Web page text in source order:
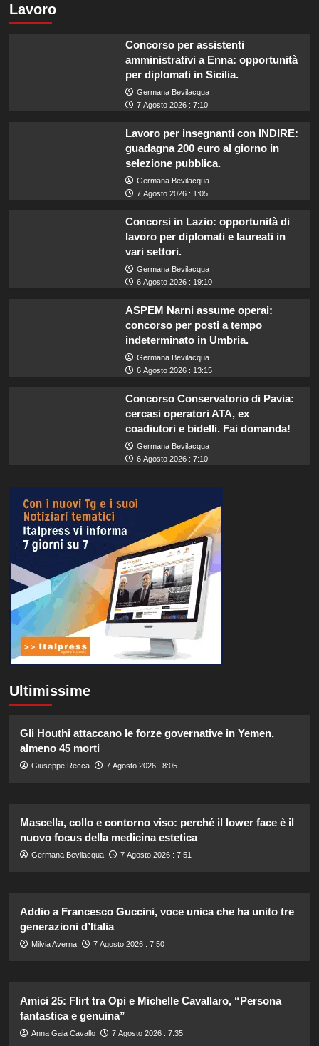
Lavoro
Concorso per assistenti
amministrativi a Enna: opportunità
per diplomati in Sicilia.
Germana Bevilacqua
7 Agosto 2026 : 7:10
Lavoro per insegnanti con INDIRE:
guadagna 200 euro al giorno in
selezione pubblica.
Germana Bevilacqua
7 Agosto 2026 : 1:05
Concorsi in Lazio: opportunità di
lavoro per diplomati e laureati in
vari settori.
Germana Bevilacqua
6 Agosto 2026 : 19:10
ASPEM Narni assume operai:
concorso per posti a tempo
indeterminato in Umbria.
Germana Bevilacqua
6 Agosto 2026 : 13:15
Concorso Conservatorio di Pavia:
cercasi operatori ATA, ex
coadiutori e bidelli. Fai domanda!
Germana Bevilacqua
6 Agosto 2026 : 7:10
Ultimissime
Gli Houthi attaccano le forze governative in Yemen,
almeno 45 morti
Giuseppe Recca 7 Agosto 2026 : 8:05
Mascella, collo e contorno viso: perché il lower face è il
nuovo focus della medicina estetica
Germana Bevilacqua 7 Agosto 2026 : 7:51
Addio a Francesco Guccini, voce unica che ha unito tre
generazioni d’Italia
Milvia Averna 7 Agosto 2026 : 7:50
Amici 25: Flirt tra Opi e Michelle Cavallaro, “Persona
fantastica e genuina”
Anna Gaia Cavallo 7 Agosto 2026 : 7:35